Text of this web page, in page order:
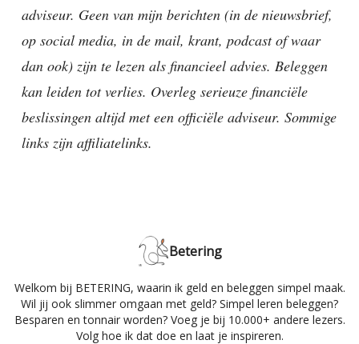
adviseur. Geen van mijn berichten (in de nieuwsbrief,
op social media, in de mail, krant, podcast of waar
dan ook) zijn te lezen als financieel advies. Beleggen
kan leiden tot verlies. Overleg serieuze financiële
beslissingen altijd met een officiële adviseur. Sommige
links zijn affiliatelinks.
Betering
Welkom bij BETERING, waarin ik geld en beleggen simpel maak.
Wil jij ook slimmer omgaan met geld? Simpel leren beleggen?
Besparen en tonnair worden? Voeg je bij 10.000+ andere lezers.
Volg hoe ik dat doe en laat je inspireren.